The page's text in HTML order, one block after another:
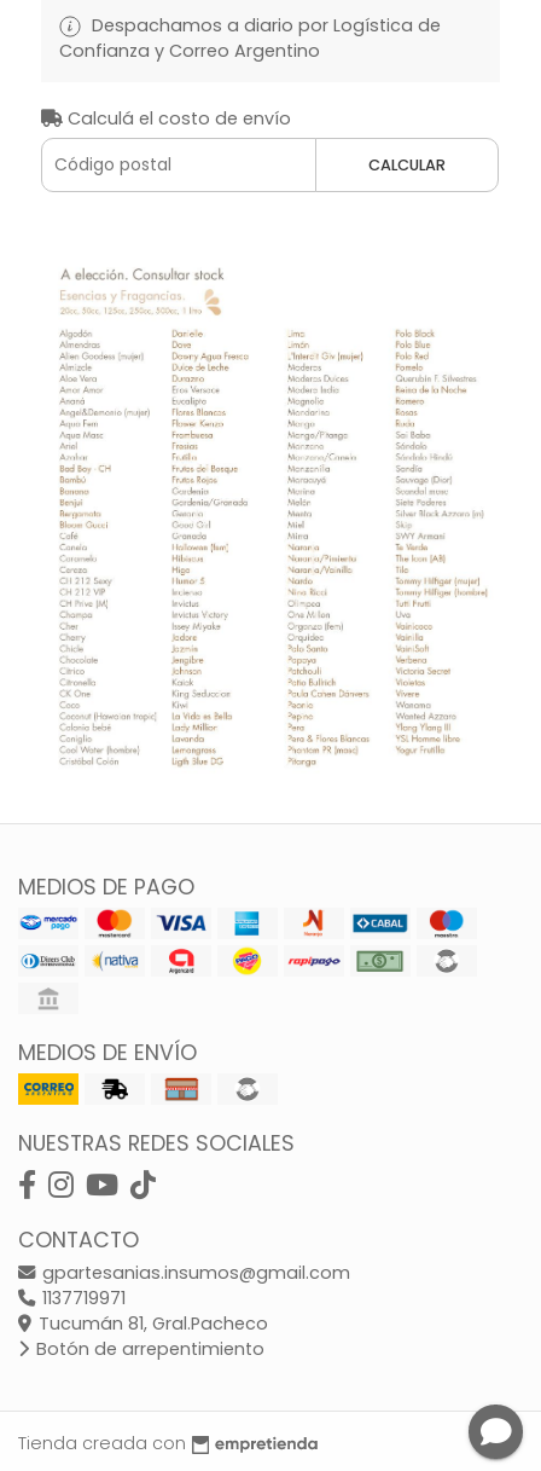
Despachamos a diario por Logística de
Confianza y Correo Argentino
Calculá el costo de envío
CALCULAR
MEDIOS DE PAGO
MEDIOS DE ENVÍO
NUESTRAS REDES SOCIALES
CONTACTO
gpartesanias.insumos@gmail.com
1137719971
Tucumán 81, Gral.Pacheco
Botón de arrepentimiento
Tienda creada con